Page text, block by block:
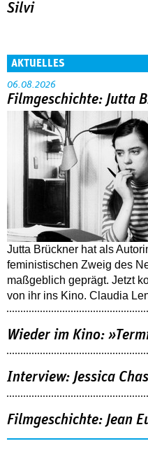
Silvi
AKTUELLES
06.08.2026
Filmgeschichte: Jutta
Jutta Brückner hat als
feministischen Zweig des
maßgeblich geprägt. Jetzt
von ihr ins Kino. Claudia
Wieder im Kino:
Interview: Jessica
Filmgeschichte: Jean